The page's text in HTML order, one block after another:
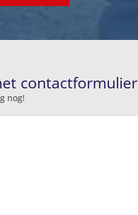
nog!